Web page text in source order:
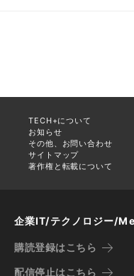
TECH+について
お知らせ
その他、お問い合わせ
サイトマップ
著作権と転載について
企業IT/テクノロジー/
購読登録はこちら
配信停止はこちら